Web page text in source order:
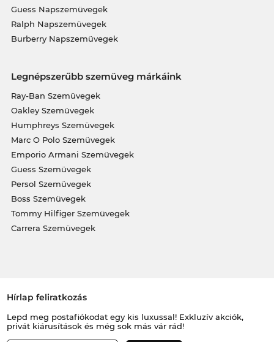
Guess Napszemüvegek
Ralph Napszemüvegek
Burberry Napszemüvegek
Legnépszerűbb szemüveg márkáink
Ray-Ban Szemüvegek
Oakley Szemüvegek
Humphreys Szemüvegek
Marc O Polo Szemüvegek
Emporio Armani Szemüvegek
Guess Szemüvegek
Persol Szemüvegek
Boss Szemüvegek
Tommy Hilfiger Szemüvegek
Carrera Szemüvegek
Hírlap feliratkozás
Lepd meg postafiókodat egy kis luxussal! Exkluzív akciók,
privát kiárusítások és még sok más vár rád!